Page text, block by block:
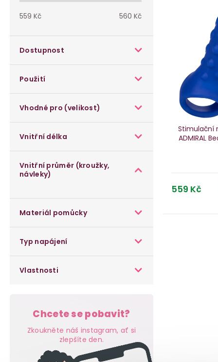
n
p
l
559 Kč 560 Kč
Dostupnost
Použití
Vhodné pro (velikost)
Vnitřní délka
Vnitřní průměr (kroužky,
návleky)
Materiál pomůcky
Typ napájení
Vlastnosti
Chcete se pobavit?
Zkoukněte náš instagram, ať si
zlepšíte den.
Stimulační
ADMIRAL
559 Kč